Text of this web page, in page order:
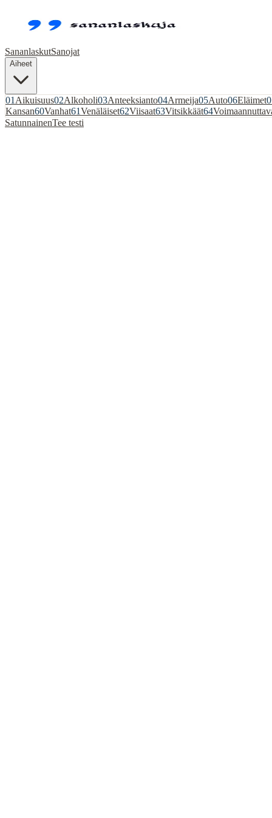
SananlaskutSanojat
Aiheet
01 Aikuisuus02Alkoholi03Anteeksianto04Armeija05Auto06Eläimet
Kansan60Vanhat61Venäläiset62Viisaat63Vitsikkäät64
SatunnainenTee testi